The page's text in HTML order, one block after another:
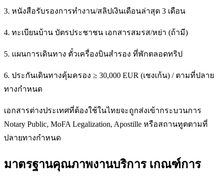
3. หนังสือรับรองการทำงาน/สลิปเงินเดือนล่าสุด 3 เดือน
4. ทะเบียนบ้าน บัตรประชาชน เอกสารสมรส/หย่า (ถ้ามี)
5. แผนการเดินทาง ตั๋วเครื่องบินสำรอง ที่พักตลอดทริป
6. ประกันเดินทางคุ้มครอง ≥ 30,000 EUR (เชงเก้น) / ตามที่ปลาย
ทางกำหนด
เอกสารต่างประเทศที่ต้องใช้ในไทยจะถูกส่งเข้ากระบวนการ
Notary Public, MoFA Legalization, Apostille หรือสถานทูตตามที่
ปลายทางกำหนด
มาตรฐานคุณภาพงานบริการ เกณฑ์การ